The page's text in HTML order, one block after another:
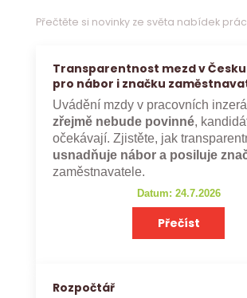
Přečtěte si novinky ze světa nabídek
Transparentnost mezd v
pro nábor i značku
Uvádění mzdy v pracovních
zřejmě nebude povinné,
očekávají. Zjistěte, jak
usnadňuje nábor a posiluje
zaměstnavatele.
Datum: 24.7.2026
Přečíst
Rozpočtář